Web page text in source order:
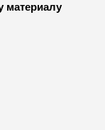
материалу